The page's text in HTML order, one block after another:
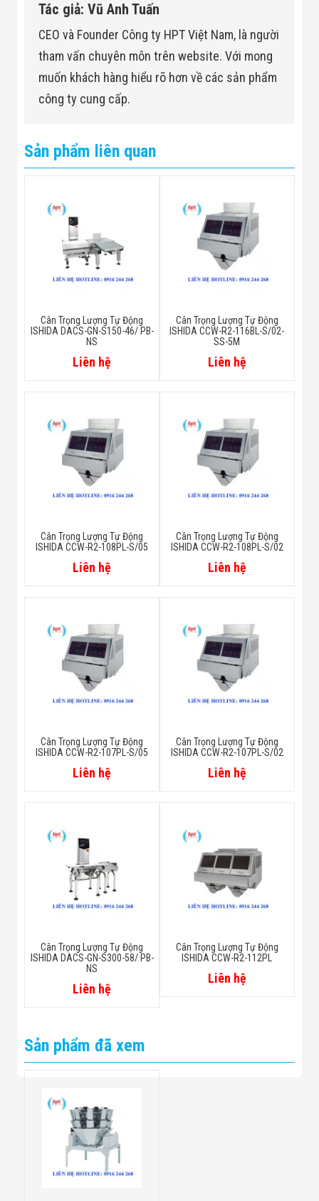
Tác giả: Vũ Anh Tuấn
CEO và Founder Công ty HPT Việt Nam, là người
tham vấn chuyên môn trên website. Với mong
muốn khách hàng hiểu rõ hơn về các sản phẩm
công ty cung cấp.
Sản phẩm liên quan
Cân Trọng Lượng Tự Động
ISHIDA DACS-GN-S150-46/ PB-
NS
Liên hệ
Cân Trọng Lượng Tự Động
ISHIDA CCW-R2-116BL-S/02-
SS-5M
Liên hệ
Cân Trọng Lượng Tự Động
ISHIDA CCW-R2-108PL-S/05
Liên hệ
Cân Trọng Lượng Tự Động
ISHIDA CCW-R2-108PL-S/02
Liên hệ
Cân Trọng Lượng Tự Động
ISHIDA CCW-R2-107PL-S/05
Liên hệ
Cân Trọng Lượng Tự Động
ISHIDA CCW-R2-107PL-S/02
Liên hệ
Cân Trọng Lượng Tự Động
ISHIDA DACS-GN-S300-58/ PB-
NS
Liên hệ
Cân Trọng Lượng Tự Động
ISHIDA CCW-R2-112PL
Liên hệ
Sản phẩm đã xem